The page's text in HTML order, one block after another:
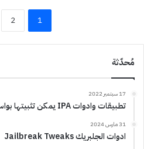
1
2
مُحدّثة
17 سبتمبر 2022
تطبيقات وادوات IPA يمكن تثبيتها بواسطة TrollStore
31 مارس 2024
ادوات الجلبريك Jailbreak Tweaks